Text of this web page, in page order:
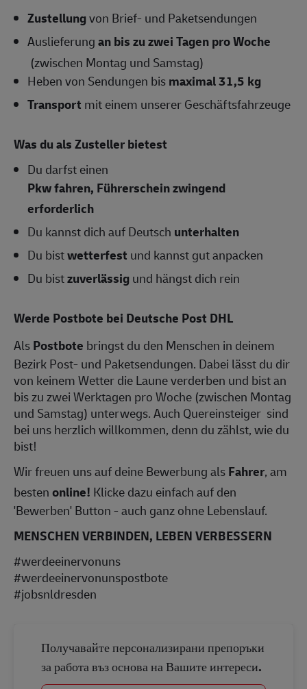
Zustellungvon Brief- und Paketsendungen
Auslieferunganbis zu zwei Tagen pro Woche
(zwischen Montag und Samstag)
Heben von Sendungen bismaximal 31,5 kg
Transport mit einem unserer Geschäftsfahrzeuge
Was du als Zusteller bietest
Du darfst einen
Pkw fahren, Führerschein zwingend
erforderlich
Du kannst dich auf Deutsch unterhalten
Du bistwetterfest und kannst gut anpacken
Du bistzuverlässigund hängst dich rein
Werde Postbote bei Deutsche Post DHL
AlsPostbote bringst du den Menschen in deinem
Bezirk Post- und Paketsendungen. Dabei lässt du dir
von keinem Wetter die Laune verderben und bist an
bis zu zwei Werktagen pro Woche (zwischen Montag
und Samstag) unterwegs. Auch Quereinsteiger sind
bei uns herzlich willkommen, denn du zählst, wie du
bist!
Wir freuen uns auf deine Bewerbung alsFahrer, am
bestenonline! Klicke dazu einfach auf den
'Bewerben' Button - auch ganz ohne Lebenslauf.
MENSCHEN VERBINDEN, LEBEN VERBESSERN
#werdeeinervonuns
#werdeeinervonunspostbote
#jobsnldresden
Получавайте персонализирани препоръки
за работа въз основа на Вашите интереси.